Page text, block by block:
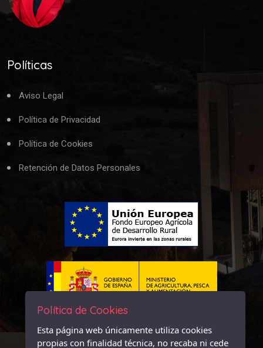
Políticas
Aviso Legal
Política de Privacidad
Política de Cookies
Retención de Datos Personales
Política de Cookies
Esta página web únicamente utiliza cookies
propias con finalidad técnica, no recaba ni cede